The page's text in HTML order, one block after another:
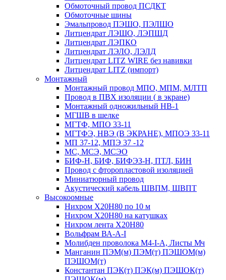
Обмоточный провод ПСДКТ
Обмоточные шины
Эмальпровод ПЭШО, ПЭЛШО
Литцендрат ЛЭШО, ЛЭПШД
Литцендрат ЛЭПКО
Литцендрат ЛЭЛО, ЛЭЛД
Литцендрат LITZ WIRE без навивки
Литцендрат LITZ (импорт)
Монтажный
Монтажный провод МПО, МПМ, МЛТП
Провод в ПВХ изоляции ( в экране)
Монтажный одножильный HB-1
МГШВ в шелке
МГТФ, МПО 33-11
МГТФЭ, НВЭ (В ЭКРАНЕ), МПОЭ 33-11
МП 37-12, МПЭ 37 -12
МС, МСЭ, МСЭО
БИФ-Н, БИФ, БИФЭЗ-Н, ПТЛ, БИН
Провод с фторопластовой изоляцией
Миниатюрный провод
Акустический кабель ШВПМ, ШВПТ
Высокоомные
Нихром Х20Н80 по 10 м
Нихром Х20Н80 на катушках
Нихром лента Х20Н80
Вольфрам ВА-А-I
Молибден проволока М4-I-А, Листы Мч
Манганин ПЭМ(м) ПЭМ(т) ПЭШОМ(м)
ПЭШОМ(т)
Константан ПЭК(т) ПЭК(м) ПЭШОК(т)